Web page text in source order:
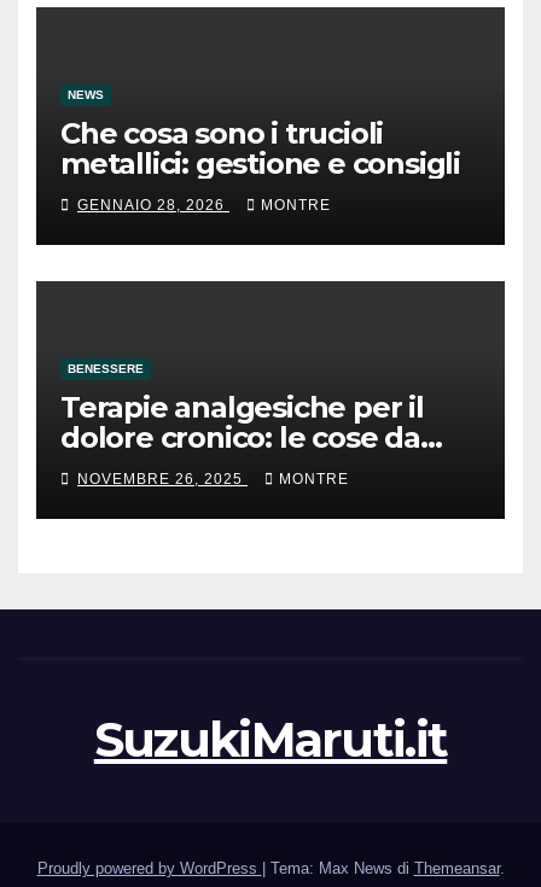
NEWS
Che cosa sono i trucioli
metallici: gestione e consigli
GENNAIO 28, 2026 MONTRE
BENESSERE
Terapie analgesiche per il
dolore cronico: le cose da
sapere
NOVEMBRE 26, 2025 MONTRE
SuzukiMaruti.it
Proudly powered by WordPress Tema: Max News di Themeansar.